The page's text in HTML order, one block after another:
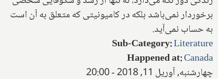
برخوردار نمی‌باشد بلکه در کامیونیتی که متعلق به آن است
به حساب نمی‌آید.
Sub-Category:Literature
Happened at:Canada
چهارشنبه, آوریل 11, 2018 - 20:00